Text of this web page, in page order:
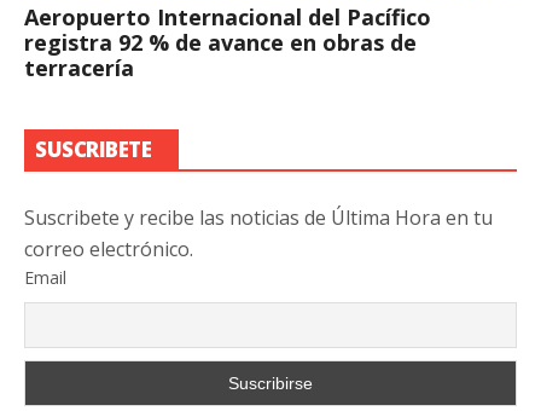
Aeropuerto Internacional del Pacífico
registra 92 % de avance en obras de
terracería
SUSCRIBETE
Suscribete y recibe las noticias de Última Hora en tu
correo electrónico.
Email